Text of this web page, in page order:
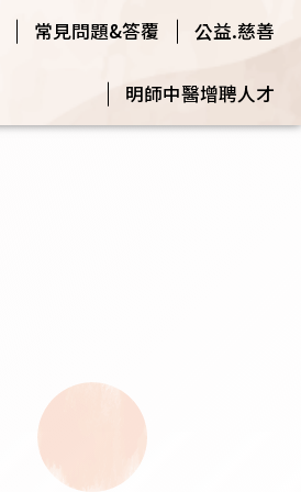
常見問題&答覆 公益.慈善
明師中醫增聘人才